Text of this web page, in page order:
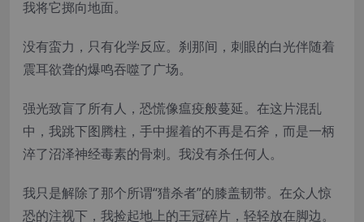
我将它掷向地面。
没有蛮力，只有化学反应。刹那间，刺眼的白光伴随着
震耳欲聋的爆鸣吞噬了广场。
强光致盲了所有人，恐慌像瘟疫般蔓延。在这片混乱
中，我跳下图腾柱，手中握着的不再是石斧，而是一柄
淬了沼泽神经毒素的骨刺。我没有杀任何人。
我只是解除了那个所谓“猎杀者”的膝盖韧带。在众人惊
恐的注视下，我捡起地上的王冠碎片，轻轻放在脚边。